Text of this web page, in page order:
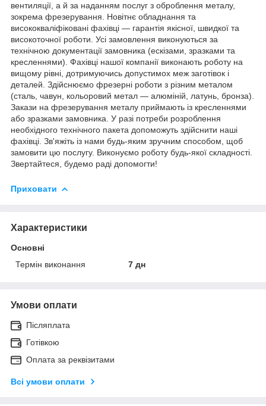
вентиляції, а й за наданням послуг з оброблення металу,
зокрема фрезерування. Новітнє обладнання та
висококваліфіковані фахівці — гарантія якісної, швидкої та
високоточної роботи. Усі замовлення виконуються за
технічною документації замовника (ескізами, зразками та
кресленнями). Фахівці нашої компанії виконають роботу на
вищому рівні, дотримуючись допустимох меж заготівок і
деталей. Здійснюємо фрезерні роботи з різним металом
(сталь, чавун, кольоровий метал — алюміній, латунь, бронза).
Закази на фрезерування металу приймають із кресленнями
або зразками замовника. У разі потреби розроблення
необхідного технічного пакета допоможуть здійснити наші
фахівці. Зв'яжіть із нами будь-яким зручним способом, щоб
замовити цю послугу. Виконуємо роботу будь-якої складності.
Звертайтеся, будемо раді допомогти!
Приховати
Характеристики
Основні
Термін виконання
7 дн
Умови оплати
Післяплата
Готівкою
Оплата за реквізитами
Всі умови оплати